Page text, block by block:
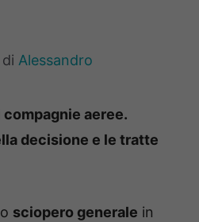
di Alessandro
aeree.
decisione e le tratte
sciopero generale in